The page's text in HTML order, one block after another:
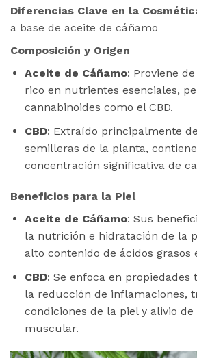
Diferencias Clave en la
a base de aceite de cáñamo
Composición y Origen
Aceite de Cáñamo: Proviene
rico en nutrientes esenciales,
cannabinoides como el CBD.
CBD: Extraído principalmente
semilleras de la planta,
concentración significativa de
Beneficios para la Piel
Aceite de Cáñamo: Sus
la nutrición e hidratación de la
alto contenido de ácidos grasos
CBD: Se enfoca en propiedades
la reducción de inflamaciones,
condiciones de la piel y alivio de
muscular​​.